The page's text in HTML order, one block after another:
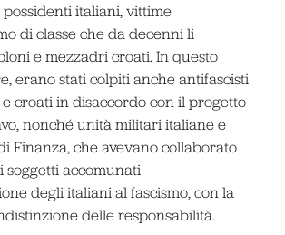
italiani, vittime
di classe che da decenni li
e mezzadri croati. In questo
erano stati colpiti anche antifascisti
croati in disaccordo con il progetto
nonché unità militari italiane e
Finanza, che avevano collaborato
soggetti accomunati
degli italiani al fascismo, con la
delle responsabilità.